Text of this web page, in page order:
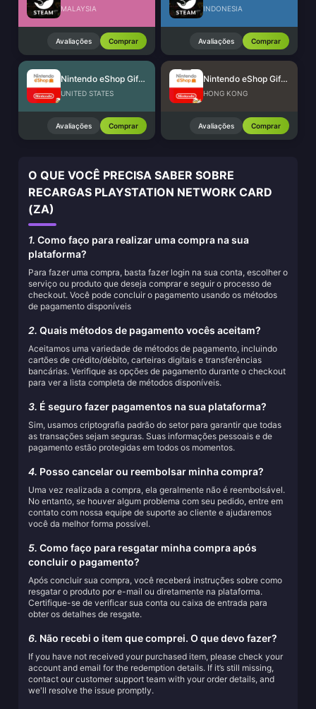
MALAYSIA
Avaliações Comprar
INDONESIA
Avaliações Comprar
Nintendo eShop Gift Card (US)
UNITED STATES
Avaliações Comprar
Nintendo eShop Gift Card (HK)
HONG KONG
Avaliações Comprar
O QUE VOCÊ PRECISA SABER SOBRE
RECARGAS PLAYSTATION NETWORK CARD
(ZA)
1. Como faço para realizar uma compra na sua
plataforma?
Para fazer uma compra, basta fazer login na sua conta, escolher o
serviço ou produto que deseja comprar e seguir o processo de
checkout. Você pode concluir o pagamento usando os métodos
de pagamento disponíveis
2. Quais métodos de pagamento vocês aceitam?
Aceitamos uma variedade de métodos de pagamento, incluindo
cartões de crédito/débito, carteiras digitais e transferências
bancárias. Verifique as opções de pagamento durante o checkout
para ver a lista completa de métodos disponíveis.
3. É seguro fazer pagamentos na sua plataforma?
Sim, usamos criptografia padrão do setor para garantir que todas
as transações sejam seguras. Suas informações pessoais e de
pagamento estão protegidas em todos os momentos.
4. Posso cancelar ou reembolsar minha compra?
Uma vez realizada a compra, ela geralmente não é reembolsável.
No entanto, se houver algum problema com seu pedido, entre em
contato com nossa equipe de suporte ao cliente e ajudaremos
você da melhor forma possível.
5. Como faço para resgatar minha compra após
concluir o pagamento?
Após concluir sua compra, você receberá instruções sobre como
resgatar o produto por e-mail ou diretamente na plataforma.
Certifique-se de verificar sua conta ou caixa de entrada para
obter os detalhes de resgate.
6. Não recebi o item que comprei. O que devo fazer?
If you have not received your purchased item, please check your
account and email for the redemption details. If it’s still missing,
contact our customer support team with your order details, and
we'll resolve the issue promptly.